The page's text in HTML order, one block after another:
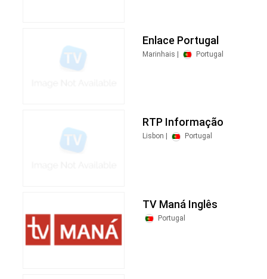
Enlace Portugal
Marinhais | Portugal
RTP Informação
Lisbon | Portugal
TV Maná Inglês
Portugal